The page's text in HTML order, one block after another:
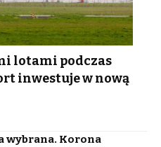
lotami podczas
inwestuje w nową
wybrana. Korona